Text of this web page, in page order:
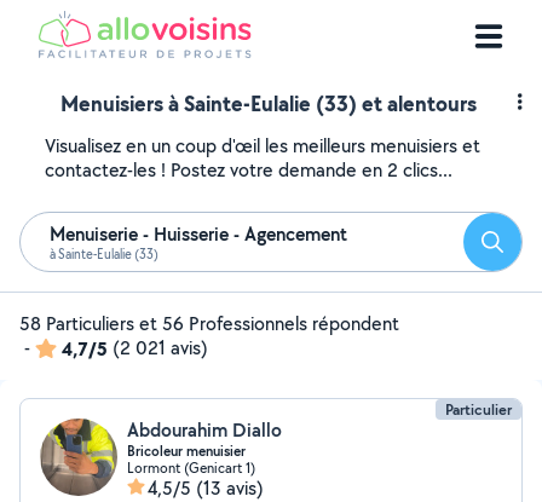
Menuisiers à Sainte-Eulalie (33) et alentours
Visualisez en un coup d'œil les meilleurs menuisiers et
contactez-les ! Postez votre demande en 2 clics...
Menuiserie - Huisserie - Agencement
à Sainte-Eulalie (33)
58 Particuliers et 56 Professionnels répondent
-
4,7/5 (2 021 avis)
Particulier
Abdourahim Diallo
Bricoleur menuisier
Lormont (Genicart 1)
4,5/5 (13 avis)